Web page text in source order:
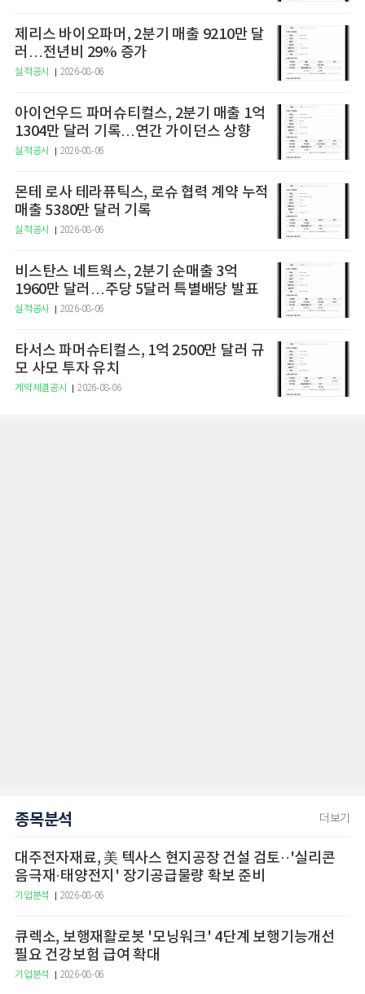
제리스 바이오파머, 2분기 매출 9210만 달
러…전년비 29% 증가
실적공시 2026-08-06
아이언우드 파머슈티컬스, 2분기 매출 1억
1304만 달러 기록…연간 가이던스 상향
실적공시 2026-08-06
몬테 로사 테라퓨틱스, 로슈 협력 계약 누적
매출 5380만 달러 기록
실적공시 2026-08-06
비스탄스 네트웍스, 2분기 순매출 3억
1960만 달러…주당 5달러 특별배당 발표
실적공시 2026-08-06
타서스 파머슈티컬스, 1억 2500만 달러 규
모 사모 투자 유치
계약체결공시 2026-08-06
종목분석 더보기
대주전자재료, 美 텍사스 현지공장 건설 검토··'실리콘
음극재·태양전지' 장기공급물량 확보 준비
기업분석 2026-08-06
큐렉소, 보행재활로봇 '모닝워크' 4단계 보행기능개선
필요 건강보험 급여 확대
기업분석 2026-08-06